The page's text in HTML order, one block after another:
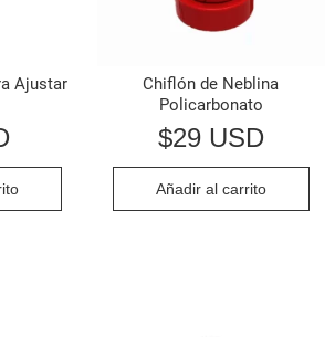
Ajustar
Chiflón de Neblina
Policarbonato
$29 USD
Añadir al carrito